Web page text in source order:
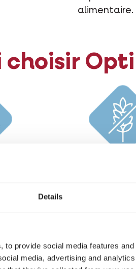
Details
to provide social media features
media, advertising and
alimentaire.
choisir
adaptée